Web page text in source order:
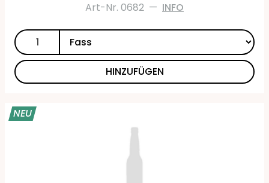
Art-Nr. 0682 — INFO
HINZUFÜGEN
NEU